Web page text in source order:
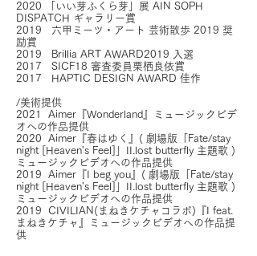
2020 「いい芽ふくら芽」展 AIN SOPH
DISPATCH ギャラリー賞
2019 六甲ミーツ・アート 芸術散歩 2019 奨
励賞
2019 Brillia ART AWARD2019 入選
2017 SICF18 審査委員栗栖良依賞
2017 HAPTIC DESIGN AWARD 佳作
/美術提供
2021 Aimer『Wonderland』ミュージックビデ
オへの作品提供
2020 Aimer『春はゆく』( 劇場版「Fate/stay
night [Heaven's Feel]」II.lost butterfly 主題歌 )
ミュージックビデオへの作品提供
2019 Aimer『I beg you』( 劇場版「Fate/stay
night [Heaven's Feel]」II.lost butterfly 主題歌 )
ミュージックビデオへの作品提供
2019 CIVILIAN(まねきケチャコラボ)『I feat.
まねきケチャ』ミュージックビデオへの作品提
供